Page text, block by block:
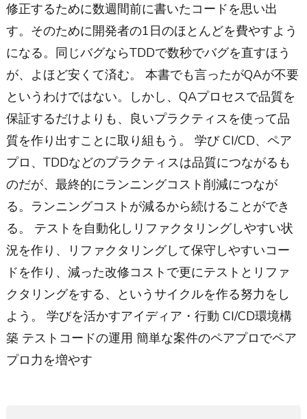
修正するために数週間前に書いたコードを思い出
す。そのために開発者の1日のほとんどを費やすよう
になる。同じバグならTDDで数秒でバグを直すほう
が、よほど安くて済む。 本書でも言ったがQAが不要
というわけではない。しかし、QAプロセスで品質を
保証するだけよりも、良いプラクティスを使って品
質を作り出すことに取り組もう。 学び CI/CD、ペア
プロ、TDDなどのプラクティスは品質につながるも
のだが、最終的にランニングコスト削減につなが
る。ランニングコストが減るから続けることができ
る。 テストを自動化しリファクタリングしやすい状
況を作り、リファクタリングして保守しやすいコー
ドを作り、減った改修コストで更にテストとリファ
クタリングをする、というサイクルを作る努力をし
よう。 学びを活かすアイディア・行動 CI/CD環境構
築 テストコードの運用 簡単な案件のペアプロでペア
プロ力を増やす